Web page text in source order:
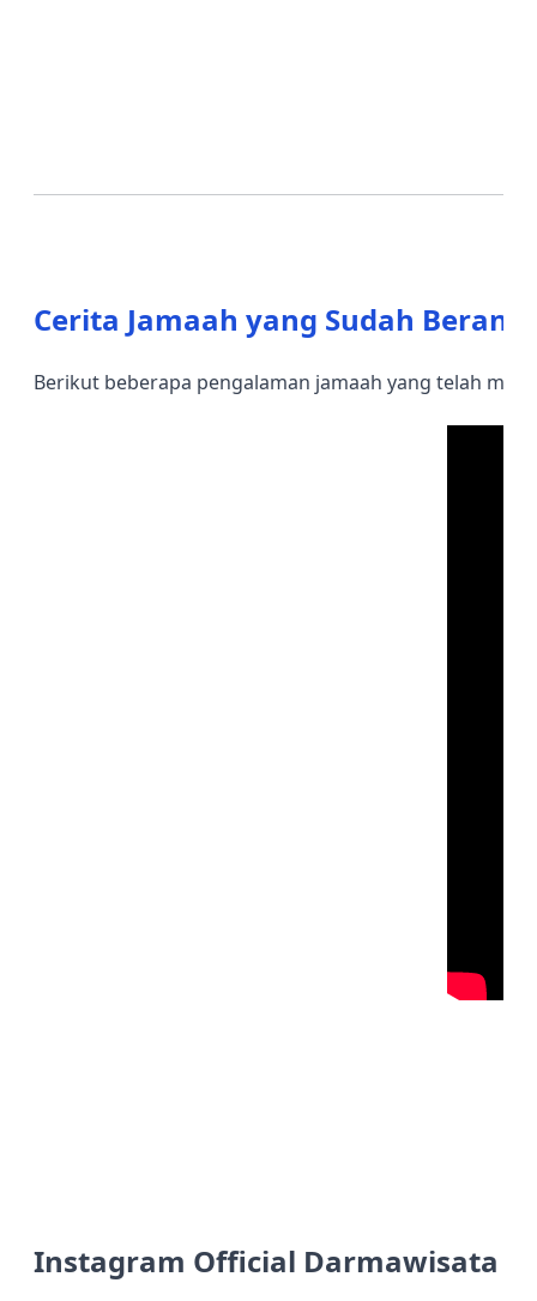
Cerita Jamaah yang Sudah
Berikut beberapa pengalaman jamaah yang telah
Instagram Official Darmawisata